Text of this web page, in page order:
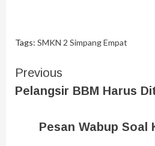
Tags: SMKN 2 Simpang Empat
Previous
Pelangsir BBM Harus
Pesan Wabup Soal